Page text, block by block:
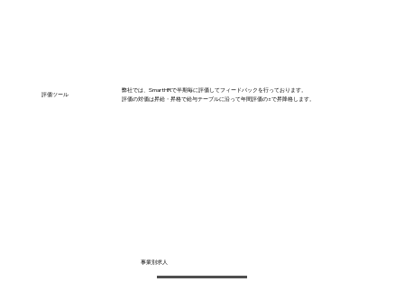
​評価ツール
弊社では、SmartHRで半期毎に評価してフィードバックを行っております。
​評価の対価は昇給・昇格で給与テーブルに沿って年間評価の±で昇降格します。
事業別求人